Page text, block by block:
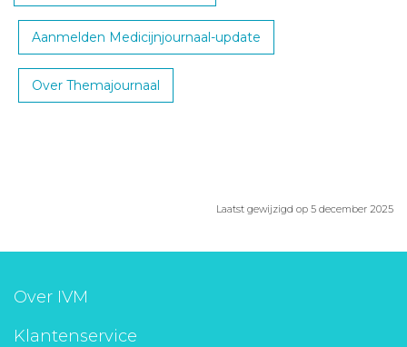
Aanmelden Medicijnjournaal-update
Over Themajournaal
Laatst gewijzigd op 5 december 2025
Over IVM
Klantenservice